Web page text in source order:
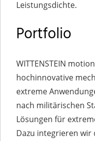
Leistungsdichte.
Portfolio
WITTENSTEIN
hochinnovative
extreme
nach militärischen
Lösungen für
Dazu integrieren